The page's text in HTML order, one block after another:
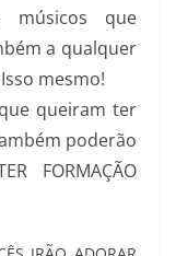
que
a qualquer
mesmo!
queiram ter
poderão
FORMAÇÃO